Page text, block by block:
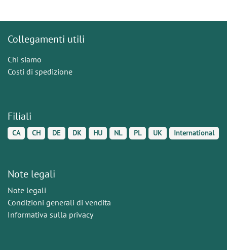
Collegamenti utili
Chi siamo
Costi di spedizione
Filiali
CA CH DE DK HU NL PL UK International
Note legali
Note legali
Condizioni generali di vendita
Informativa sulla privacy